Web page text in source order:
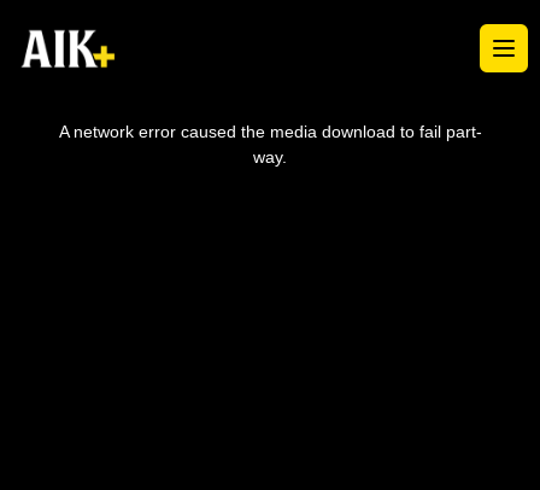
A network error caused the media download to fail part-
way.